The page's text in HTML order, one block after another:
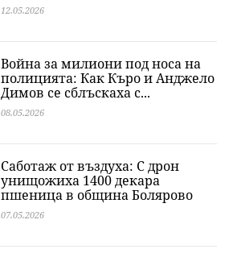
12.05.2026
Война за милиони под носа на
полицията: Как Къро и Анджело
Димов се сблъскаха с...
08.05.2026
Саботаж от въздуха: С дрон
унищожиха 1400 декара
пшеница в община Болярово
07.05.2026